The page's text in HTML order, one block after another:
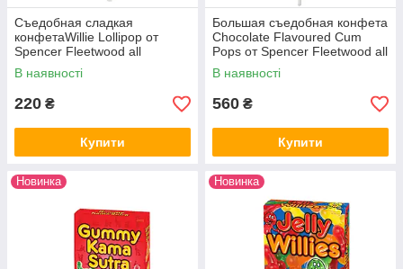
Съедобная сладкая
конфетаWillie Lollipop от
Spencer Fleetwood all
Оригинал Скидка All 1566
В наявності
220 ₴
Купити
Большая съедобная конфета
Chocolate Flavoured Cum
Pops от Spencer Fleetwood all
Оригинал Скидка All 1568
В наявності
560 ₴
Купити
Новинка Новинка